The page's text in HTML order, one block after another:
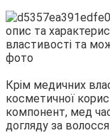
Крім медичних
косметичної
компонент, мед
догляду за